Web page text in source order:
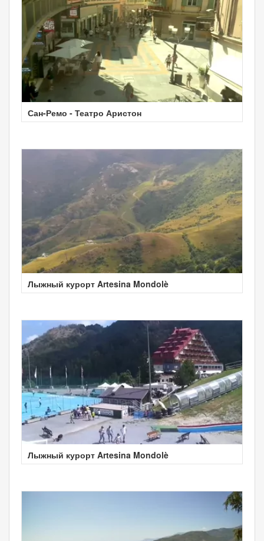
Сан-Ремо - Театро Аристон
Лыжный курорт Artesina Mondolè
Лыжный курорт Artesina Mondolè